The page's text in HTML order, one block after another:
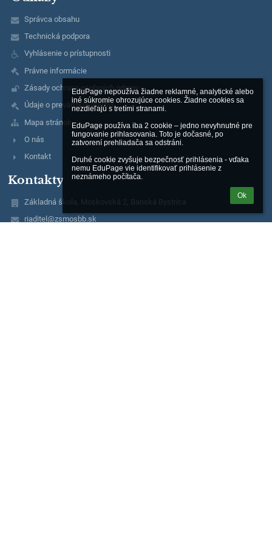
EduPage nepoužíva žiadne reklamné, analytické alebo
iné súkromie ohrozujúce cookies. Žiadne cookies sa
nezdieľajú s tretími stranami.
EduPage používa iba 2 cookie – jedno nevyhnutné pre
fungovanie prihlasovania. Toto je dočasné, po
zatvorení prehliadača sa odstráni.
Druhé cookie zvyšuje bezpečnosť prihlásenia - vďaka
nemu EduPage vie identifikovať prihlásenie z
neznámeho počítača.
Ok
Správca obsahu
Technická podpora
Vyhlásenie o prístupnosti
Právne informácie
Zásady ochrany osobných údajov
Údaje o prevádzkovateľovi
Mapa stránok
O nás
Kontakt
Kontakty
Základná škola, Moskovská 2, Banská Bystrica
riaditel@zsmosbb.sk